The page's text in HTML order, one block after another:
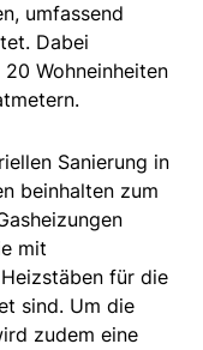
umfassend
Dabei
Wohneinheiten
Sanierung in
beinhalten zum
mit
für die
sind. Um die
zudem eine